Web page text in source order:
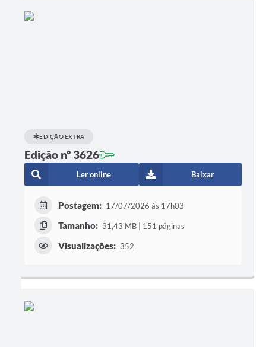
EDIÇÃO EXTRA
Edição nº 3626
Ler online Baixar
Postagem: 17/07/2026 às 17h03
Tamanho: 31,43 MB | 151 páginas
Visualizações: 352